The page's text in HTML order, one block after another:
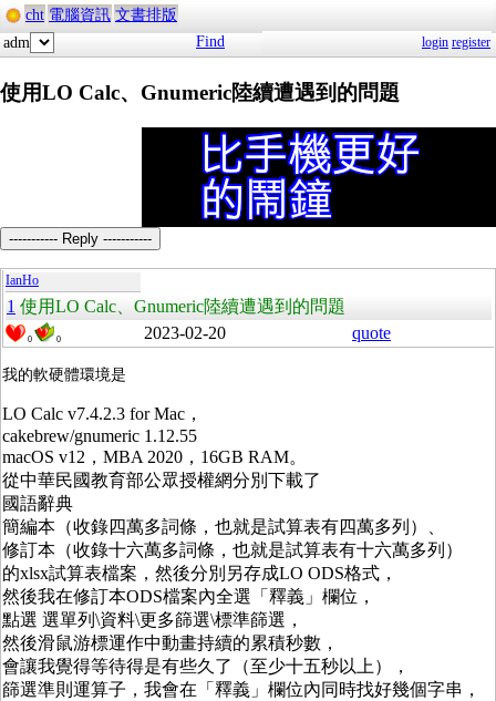
cht 電腦資訊 文書排版
adm
Find login register
使用LO Calc、Gnumeric陸續遭遇到的問題
----------- Reply -----------
IanHo
1 使用LO Calc、Gnumeric陸續遭遇到的問題
0 0 2023-02-20 quote
我的軟硬體環境是
LO Calc v7.4.2.3 for Mac，
cakebrew/gnumeric 1.12.55
macOS v12，MBA 2020，16GB RAM。
從中華民國教育部公眾授權網分別下載了
國語辭典
簡編本（收錄四萬多詞條，也就是試算表有四萬多列）、
修訂本（收錄十六萬多詞條，也就是試算表有十六萬多列）
的xlsx試算表檔案，然後分別另存成LO ODS格式，
然後我在修訂本ODS檔案內全選「釋義」欄位，
點選 選單列\資料\更多篩選\標準篩選，
然後滑鼠游標運作中動畫持續的累積秒數，
會讓我覺得等待得是有些久了（至少十五秒以上），
篩選準則運算子，我會在「釋義」欄位內同時找好幾個字串，